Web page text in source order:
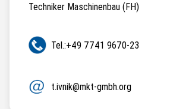
Techniker Maschinenbau (FH)
Tel.:+49 7741 9670-23
t.ivnik@mkt-gmbh.org